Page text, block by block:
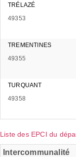
TRÉLAZÉ
49353
TREMENTINES
49355
TURQUANT
49358
Liste des EPCI du
Intercommunalité